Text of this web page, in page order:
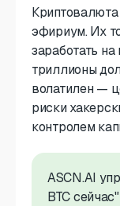
эфириум. Их
заработать
триллионы
волатилен —
риски
контролем
ASCN.AI
BTC